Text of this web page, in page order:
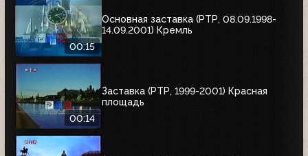
00:15
Основная заставка (РТР, 08.09.1998-
14.09.2001) Кремль
00:14
Заставка (РТР, 1999-2001) Красная
площадь